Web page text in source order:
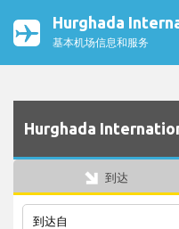
Hurghada
基本机场信息和服务
Hurghada
到达